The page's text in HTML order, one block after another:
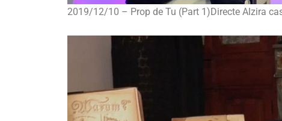
2019/12/10 – Prop de Tu (Part 1)Directe Alzira